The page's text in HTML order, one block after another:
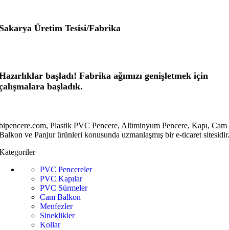
Üretim Tesisi/Fabrika
başladı! Fabrika ağımızı genişletmek için
başladık.
Plastik PVC Pencere, Alüminyum Pencere, Kapı, Cam
ve Panjur ürünleri konusunda uzmanlaşmış bir e-ticaret sitesidir.
PVC Pencereler
PVC Kapılar
PVC Sürmeler
Cam Balkon
Menfezler
Sineklikler
Kollar